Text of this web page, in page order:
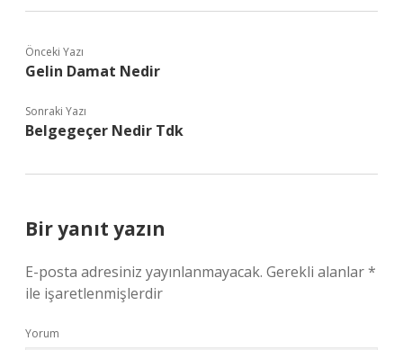
Önceki Yazı
Gelin Damat Nedir
Sonraki Yazı
Belgegeçer Nedir Tdk
Bir yanıt yazın
E-posta adresiniz yayınlanmayacak. Gerekli alanlar*
ile işaretlenmişlerdir
Yorum